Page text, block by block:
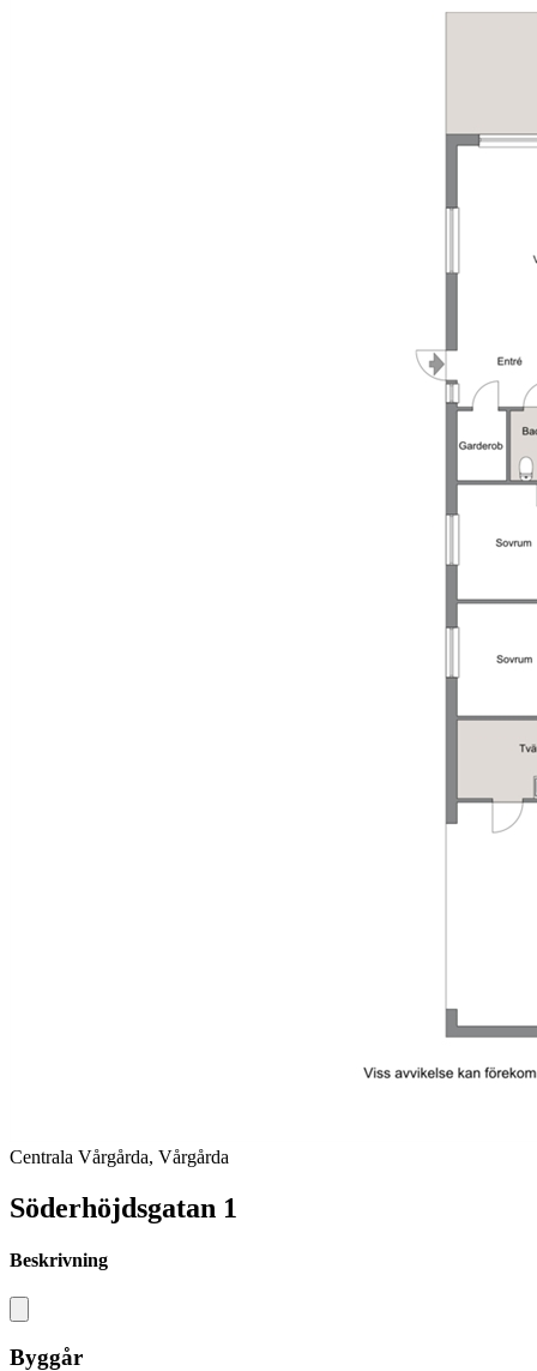
Centrala Vårgårda, Vårgårda
Söderhöjdsgatan 1
Beskrivning
Byggår